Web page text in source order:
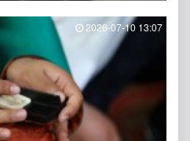
2026-07-10 13:07